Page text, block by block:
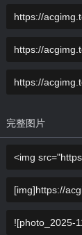
完整图片